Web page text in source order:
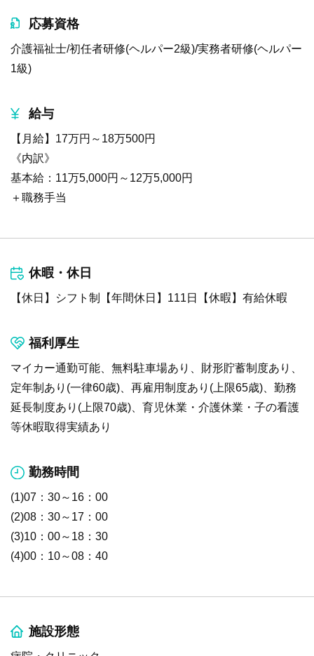
応募資格
介護福祉士/初任者研修(ヘルパー2級)/実務者研修(ヘルパー
1級)
給与
【月給】17万円～18万500円
《内訳》
基本給：11万5,000円～12万5,000円
＋職務手当
休暇・休日
【休日】シフト制【年間休日】111日【休暇】有給休暇
福利厚生
マイカー通勤可能、無料駐車場あり、財形貯蓄制度あり、
定年制あり(一律60歳)、再雇用制度あり(上限65歳)、勤務
延長制度あり(上限70歳)、育児休業・介護休業・子の看護
等休暇取得実績あり
勤務時間
(1)07：30～16：00
(2)08：30～17：00
(3)10：00～18：30
(4)00：10～08：40
施設形態